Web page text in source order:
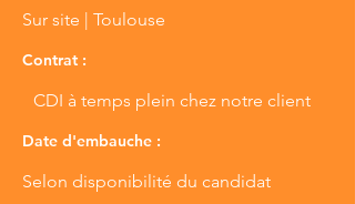
Sur site | Toulouse
Contrat :
CDI à temps plein chez notre client
Date d'embauche :
Selon disponibilité du candidat